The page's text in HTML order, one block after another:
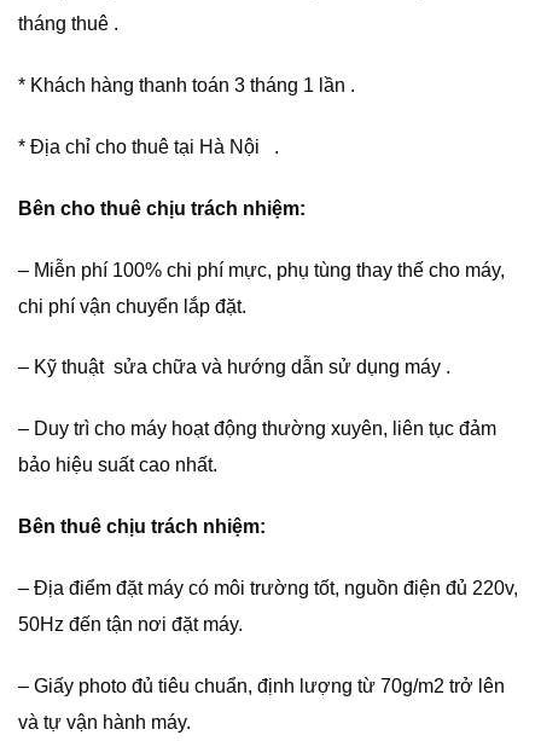
tháng thuê .
* Khách hàng thanh toán 3 tháng 1 lần .
* Địa chỉ cho thuê tại Hà Nội .
Bên cho thuê chịu trách nhiệm:
– Miễn phí 100% chi phí mực, phụ tùng thay thế cho máy,
chi phí vận chuyển lắp đặt.
– Kỹ thuật sửa chữa và hướng dẫn sử dụng máy .
– Duy trì cho máy hoạt động thường xuyên, liên tục đảm
bảo hiệu suất cao nhất.
Bên thuê chịu trách nhiệm:
– Địa điểm đặt máy có môi trường tốt, nguồn điện đủ 220v,
50Hz đến tận nơi đặt máy.
– Giấy photo đủ tiêu chuẩn, định lượng từ 70g/m2 trở lên
và tự vận hành máy.